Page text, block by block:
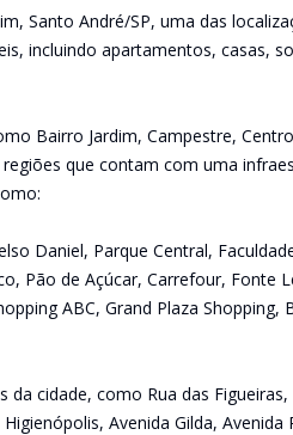
Santo André/SP, uma das
incluindo apartamentos, casas,
Bairro Jardim, Campestre,
que contam com uma
Daniel, Parque Central,
Pão de Açúcar, Carrefour, Fonte
ABC, Grand Plaza Shopping,
cidade, como Rua das
Avenida Gilda, Avenida